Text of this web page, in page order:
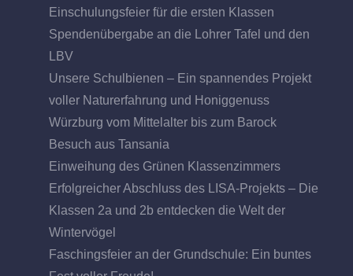
Einschulungsfeier für die ersten Klassen
Spendenübergabe an die Lohrer Tafel und den
LBV
Unsere Schulbienen – Ein spannendes Projekt
voller Naturerfahrung und Honiggenuss
Würzburg vom Mittelalter bis zum Barock
Besuch aus Tansania
Einweihung des Grünen Klassenzimmers
Erfolgreicher Abschluss des LISA-Projekts – Die
Klassen 2a und 2b entdecken die Welt der
Wintervögel
Faschingsfeier an der Grundschule: Ein buntes